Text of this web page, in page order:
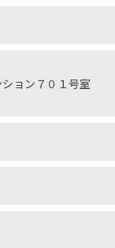
ョン７０１号室